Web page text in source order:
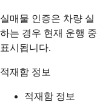
실매물 인증은 차량
하는 경우 현재 운행
표시됩니다.
적재함 정보
적재함 정보